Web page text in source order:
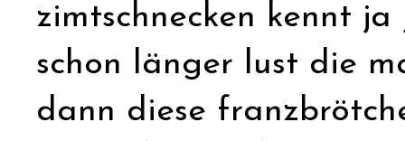
zimtschnecken kennt
schon länger lust die
dann diese